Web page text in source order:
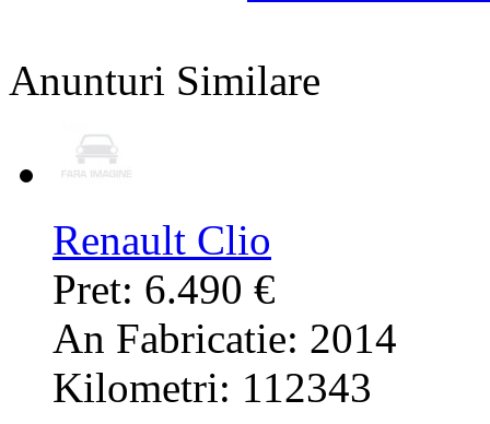
Anunturi Similare
Renault Clio
Pret: 6.490 €
An Fabricatie: 2014
Kilometri: 112343